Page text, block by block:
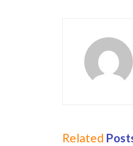
Related